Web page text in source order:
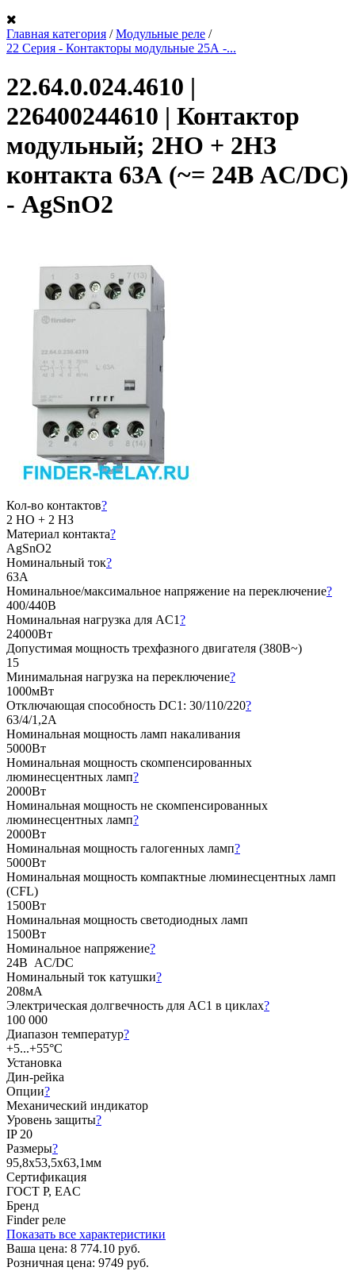
Главная категория / Модульные реле /
22 Серия - Контакторы модульные 25А -...
22.64.0.024.4610 |
226400244610 | Контактор
модульный; 2НО + 2НЗ
контакта 63А (~= 24В AC/DC)
- AgSnO2
Кол-во контактов?
2 НО + 2 НЗ
Материал контакта?
AgSnO2
Номинальный ток?
63А
Номинальное/максимальное напряжение на переключение?
400/440В
Номинальная нагрузка для AC1?
24000Вт
Допустимая мощность трехфазного двигателя (380В~)
15
Минимальная нагрузка на переключение?
1000мВт
Отключающая способность DC1: 30/110/220?
63/4/1,2А
Номинальная мощность ламп накаливания
5000Вт
Номинальная мощность скомпенсированных
люминесцентных ламп?
2000Вт
Номинальная мощность не скомпенсированных
люминесцентных ламп?
2000Вт
Номинальная мощность галогенных ламп?
5000Вт
Номинальная мощность компактные люминесцентных ламп
(CFL)
1500Вт
Номинальная мощность светодиодных ламп
1500Вт
Номинальное напряжение?
24В AC/DC
Номинальный ток катушки?
208мА
Электрическая долгвечность для AC1 в циклах?
100 000
Диапазон температур?
+5...+55°C
Установка
Дин-рейка
Опции?
Механический индикатор
Уровень защиты?
IP 20
Размеры?
95,8х53,5х63,1мм
Сертификация
ГОСТ Р, EAC
Бренд
Finder реле
Показать все характеристики
Ваша цена: 8 774.10 руб.
Розничная цена: 9749 руб.